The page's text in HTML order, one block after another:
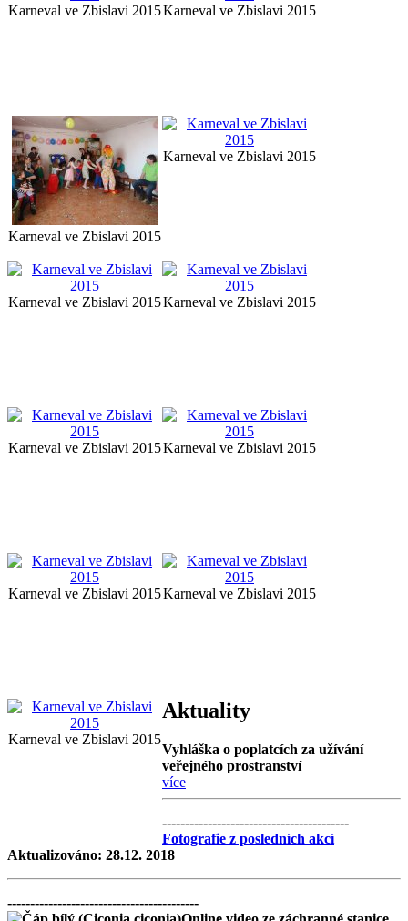
Karneval ve Zbislavi 2015Karneval ve Zbislavi 2015
Karneval ve Zbislavi 2015
Karneval ve Zbislavi 2015
Karneval ve Zbislavi 2015Karneval ve Zbislavi 2015
Karneval ve Zbislavi 2015Karneval ve Zbislavi 2015
Karneval ve Zbislavi 2015Karneval ve Zbislavi 2015
Karneval ve Zbislavi 2015
Aktuality
Vyhláška o poplatcích za užívání
veřejného prostranství
více
-----------------------------------------
Fotografie z posledních akcí
Aktualizováno: 28.12. 2018
------------------------------------------